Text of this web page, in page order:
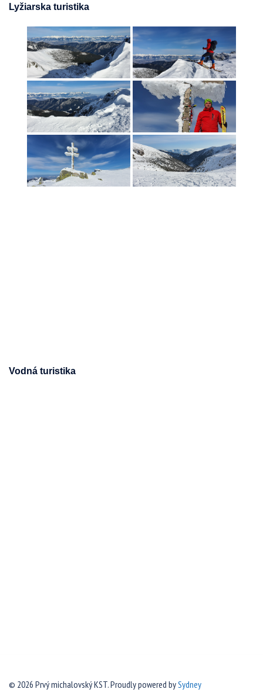
Lyžiarska turistika
Vodná turistika
© 2026 Prvý michalovský KST. Proudly powered bySydney